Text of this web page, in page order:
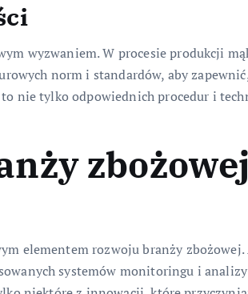
wyzwaniem. W procesie produkcji
norm i standardów, aby
nie tylko odpowiednich procedur i
zbożowej
elementem rozwoju branży
systemów monitoringu i